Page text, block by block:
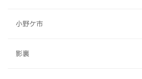
小野ケ市
影裏